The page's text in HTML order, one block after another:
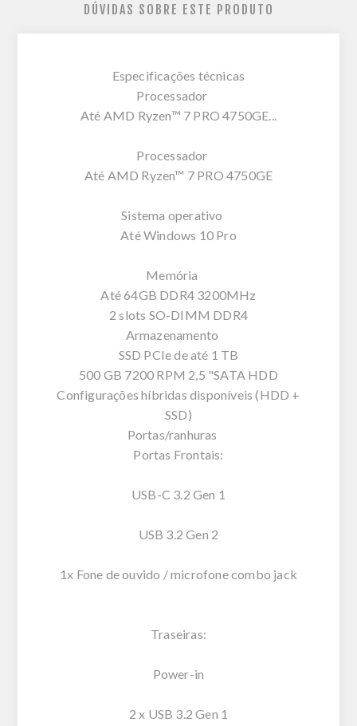
DÚVIDAS SOBRE ESTE PRODUTO
Especificações técnicas
Processador
Até AMD Ryzen™ 7 PRO 4750GE...
Processador
Até AMD Ryzen™ 7 PRO 4750GE
Sistema operativo
Até Windows 10 Pro
Memória
Até 64GB DDR4 3200MHz
2 slots SO-DIMM DDR4
Armazenamento
SSD PCIe de até 1 TB
500 GB 7200 RPM 2,5 "SATA HDD
Configurações híbridas disponíveis (HDD +
SSD)
Portas/ranhuras
Portas Frontais:
USB-C 3.2 Gen 1
USB 3.2 Gen 2
1x Fone de ouvido / microfone combo jack
Traseiras:
Power-in
2 x USB 3.2 Gen 1